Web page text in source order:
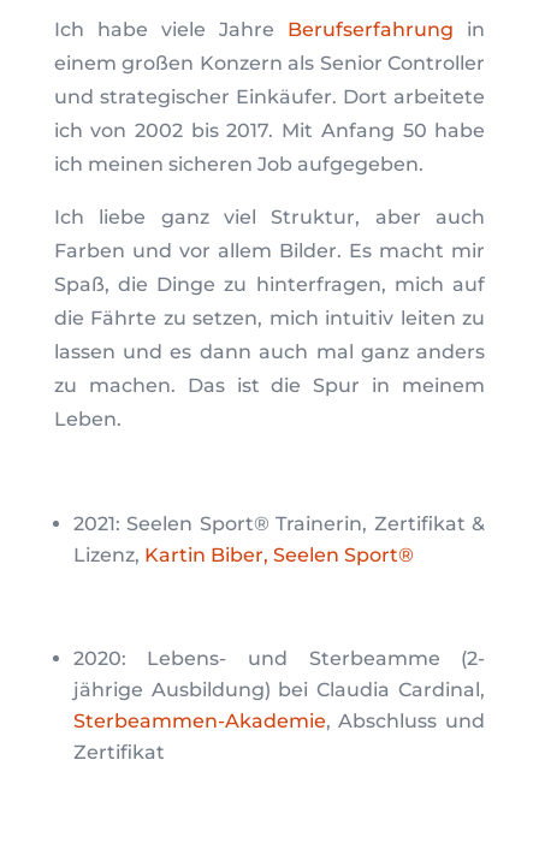
Ich habe viele Jahre Berufserfahrung in
einem großen Konzern als Senior Controller
und strategischer Einkäufer. Dort arbeitete
ich von 2002 bis 2017. Mit Anfang 50 habe
ich meinen sicheren Job aufgegeben.
Ich liebe ganz viel Struktur, aber auch
Farben und vor allem Bilder. Es macht mir
Spaß, die Dinge zu hinterfragen, mich auf
die Fährte zu setzen, mich intuitiv leiten zu
lassen und es dann auch mal ganz anders
zu machen. Das ist die Spur in meinem
Leben.
2021: Seelen Sport® Trainerin, Zertifikat &
Lizenz, Kartin Biber, Seelen Sport®
2020: Lebens- und Sterbeamme (2-
jährige Ausbildung) bei Claudia Cardinal,
Sterbeammen-Akademie, Abschluss und
Zertifikat